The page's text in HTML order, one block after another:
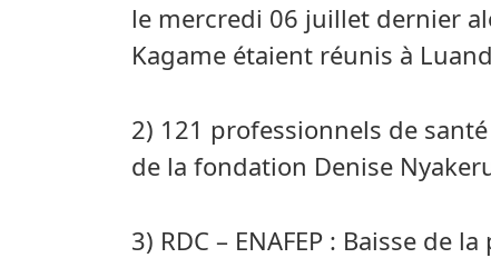
le mercredi 06 juillet dernier
Kagame étaient réunis à
2) 121 professionnels de
de la fondation Denise
3) RDC – ENAFEP : Baisse de